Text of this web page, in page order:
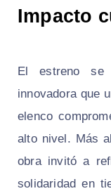
Impacto
El estreno se
innovadora que
elenco
alto nivel. Más
obra invitó a
solidaridad en